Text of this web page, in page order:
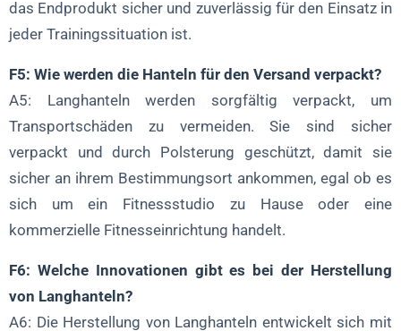
das Endprodukt sicher und zuverlässig für den Einsatz in
jeder Trainingssituation ist.
F5: Wie werden die Hanteln für den Versand verpackt?
A5: Langhanteln werden sorgfältig verpackt, um
Transportschäden zu vermeiden. Sie sind sicher
verpackt und durch Polsterung geschützt, damit sie
sicher an ihrem Bestimmungsort ankommen, egal ob es
sich um ein Fitnessstudio zu Hause oder eine
kommerzielle Fitnesseinrichtung handelt.
F6: Welche Innovationen gibt es bei der Herstellung
von Langhanteln?
A6: Die Herstellung von Langhanteln entwickelt sich mit